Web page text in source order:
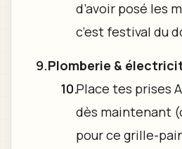
d’avoir posé les
c’est festival du
Plomberie &
Place tes prises
dès maintenant
pour ce grille-